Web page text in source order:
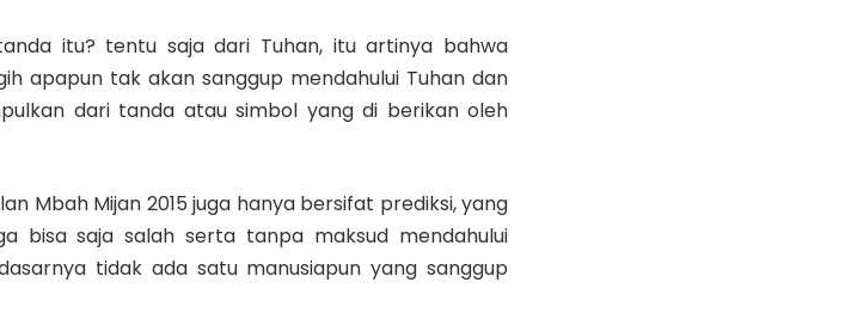
itu? tentu saja dari Tuhan, itu artinya bahwa
apapun tak akan sanggup mendahului Tuhan dan
dari tanda atau simbol yang di berikan oleh
Mbah Mijan 2015 juga hanya bersifat prediksi, yang
bisa saja salah serta tanpa maksud mendahului
tidak ada satu manusiapun yang sanggup